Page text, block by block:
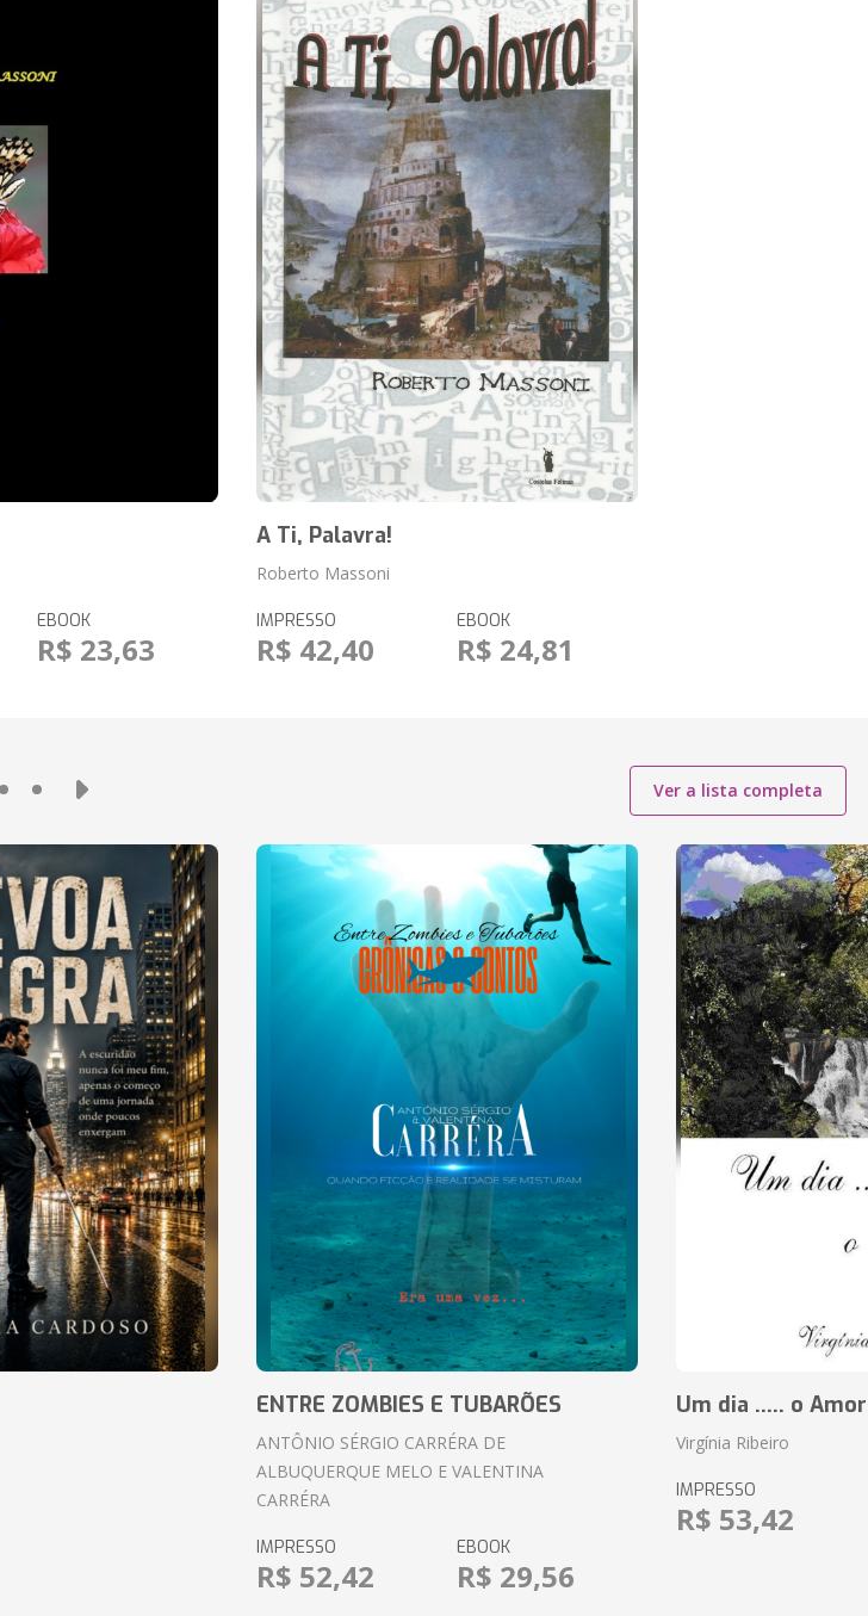
EBOOK
R$ 23,63
A Ti, Palavra!
Roberto Massoni
IMPRESSO
R$ 42,40
EBOOK
R$ 24,81
Ver a lista completa
ENTRE ZOMBIES E TUBARÕES
ANTÔNIO SÉRGIO CARRÉRA DE
ALBUQUERQUE MELO E VALENTINA
CARRÉRA
IMPRESSO
R$ 52,42
EBOOK
R$ 29,56
Um dia ..... o Amor
Virgínia Ribeiro
IMPRESSO
R$ 53,42